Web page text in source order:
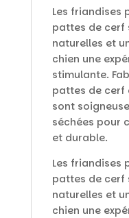
Les friandises
pattes de cerf
naturelles et
chien une
stimulante.
pattes de cerf
sont
séchées pour
et durable.
Les friandises
pattes de cerf
naturelles et
chien une